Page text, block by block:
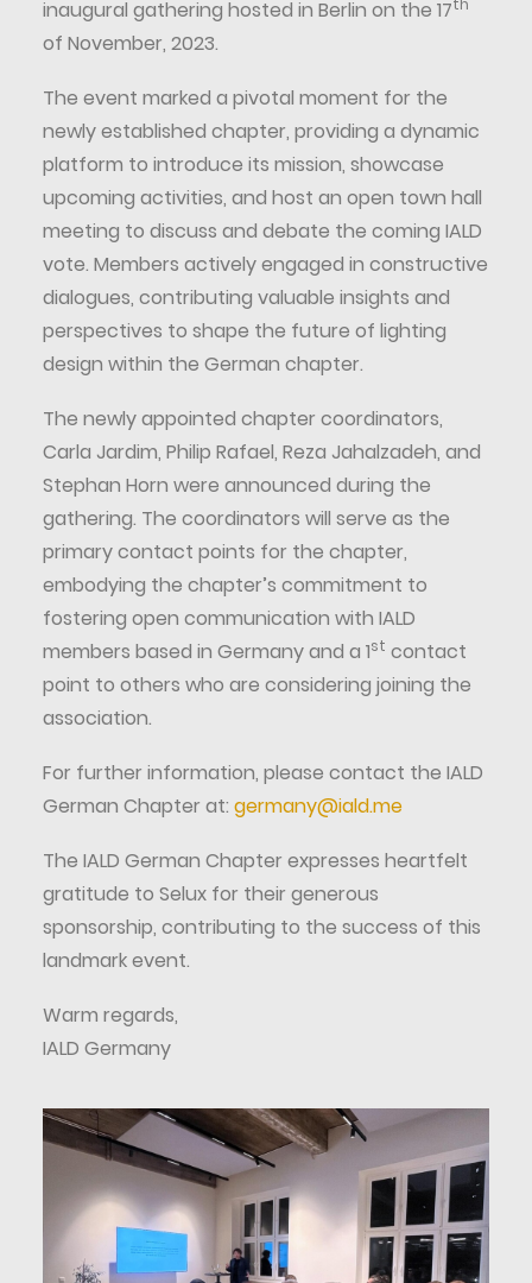
inaugural gathering hosted in Berlin on the 17th
of November, 2023.
The event marked a pivotal moment for the
newly established chapter, providing a dynamic
platform to introduce its mission, showcase
upcoming activities, and host an open town hall
meeting to discuss and debate the coming IALD
vote. Members actively engaged in constructive
dialogues, contributing valuable insights and
perspectives to shape the future of lighting
design within the German chapter.
The newly appointed chapter coordinators,
Carla Jardim, Philip Rafael, Reza Jahalzadeh, and
Stephan Horn were announced during the
gathering. The coordinators will serve as the
primary contact points for the chapter,
embodying the chapter’s commitment to
fostering open communication with IALD
members based in Germany and a 1st contact
point to others who are considering joining the
association.
For further information, please contact the IALD
German Chapter at: germany@iald.me
The IALD German Chapter expresses heartfelt
gratitude to Selux for their generous
sponsorship, contributing to the success of this
landmark event.
Warm regards,
IALD Germany